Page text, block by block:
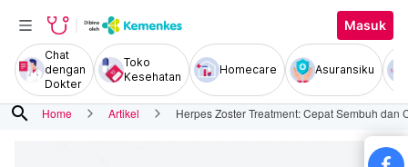
Masuk
Chat
dengan
Dokter
Toko
Kesehatan
Homecare Asuransiku
search Home Artikel Herpes Zoster Treatment: Cepat Sembuh dan